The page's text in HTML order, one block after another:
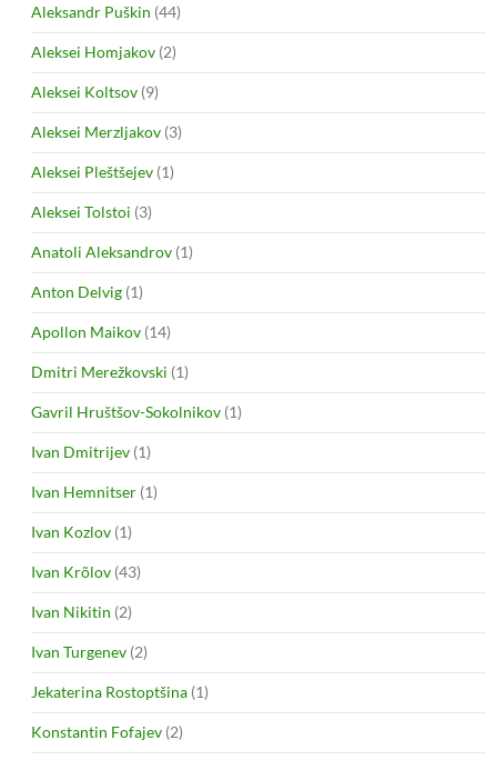
Aleksandr Puškin (44)
Aleksei Homjakov (2)
Aleksei Koltsov (9)
Aleksei Merzljakov (3)
Aleksei Pleštšejev (1)
Aleksei Tolstoi (3)
Anatoli Aleksandrov (1)
Anton Delvig (1)
Apollon Maikov (14)
Dmitri Merežkovski (1)
Gavril Hruštšov-Sokolnikov (1)
Ivan Dmitrijev (1)
Ivan Hemnitser (1)
Ivan Kozlov (1)
Ivan Krõlov (43)
Ivan Nikitin (2)
Ivan Turgenev (2)
Jekaterina Rostoptšina (1)
Konstantin Fofajev (2)